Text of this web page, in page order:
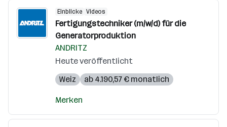
Einblicke Videos
Fertigungstechniker (m/w/d) für die
Generatorproduktion
ANDRITZ
Heute veröffentlicht
Weiz
ab 4.190,57 € monatlich
Merken